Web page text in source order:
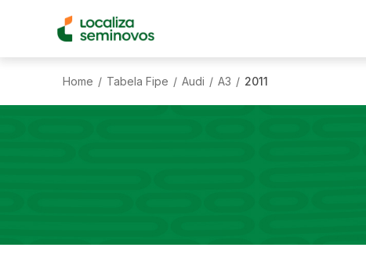
Home / Tabela Fipe / Audi / A3 / 2011